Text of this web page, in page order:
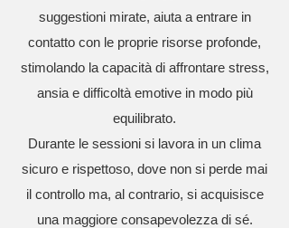
suggestioni mirate, aiuta a entrare in
contatto con le proprie risorse profonde,
stimolando la capacità di affrontare stress,
ansia e difficoltà emotive in modo più
equilibrato.
Durante le sessioni si lavora in un clima
sicuro e rispettoso, dove non si perde mai
il controllo ma, al contrario, si acquisisce
una maggiore consapevolezza di sé.